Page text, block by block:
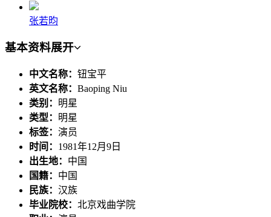
张若昀
基本资料展开
中文名称： 钮宝平
英文名称： Baoping Niu
类别： 明星
类型： 明星
标签： 演员
时间： 1981年12月9日
出生地： 中国
国籍： 中国
民族： 汉族
毕业院校： 北京戏曲学院